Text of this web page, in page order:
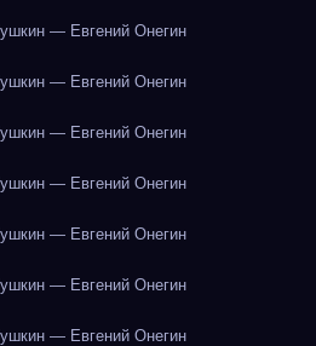
— Евгений Онегин
— Евгений Онегин
— Евгений Онегин
— Евгений Онегин
— Евгений Онегин
— Евгений Онегин
— Евгений Онегин